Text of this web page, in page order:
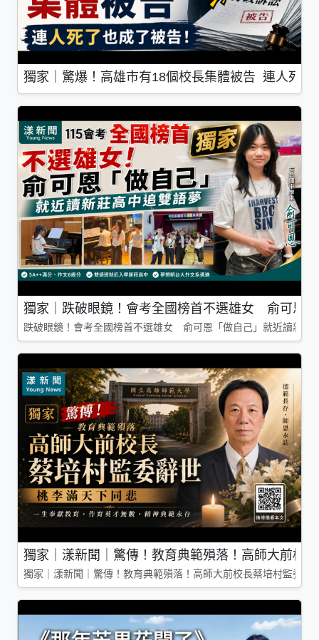
獨家｜驚爆！高雄市有18個校長集體被告 連人死了
獨家｜跌破眼鏡！會考全國榜首不選雄女 俞可恩
跌破眼鏡！會考全國榜首不選雄女 俞可恩「做自己」就近讀新莊
獨家｜漾新聞｜驚傳！教育典範殞落！高師大前校
獨家｜漾新聞｜驚傳！教育典範殞落！高師大前校長蔡培村監委